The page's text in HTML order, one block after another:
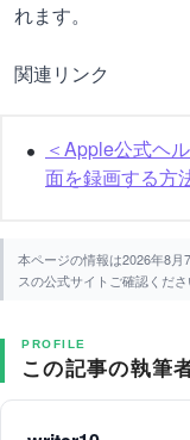
れます。
関連リンク
＜Apple公式ヘ
面を録画する方
本ページの情報は2026年8
スの公式サイトご確認くださ
PROFILE
この記事の執筆